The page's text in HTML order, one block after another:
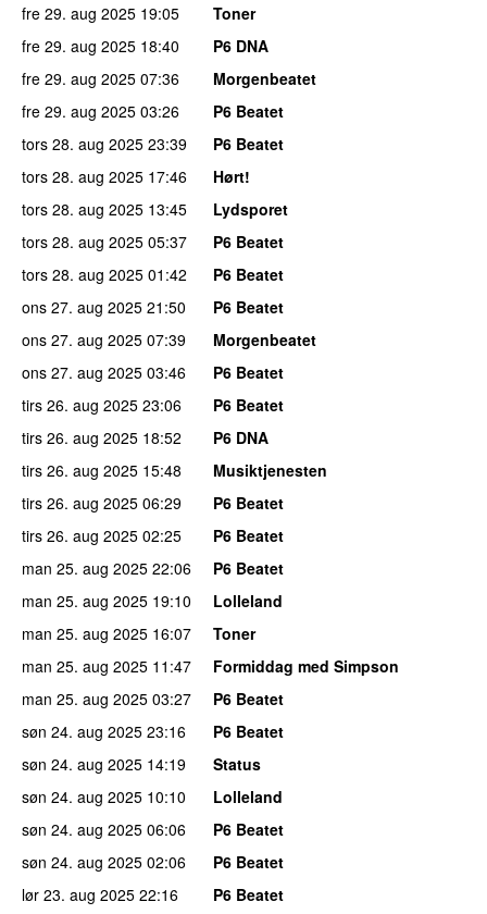
fre 29. aug 2025 19:05
Toner
fre 29. aug 2025 18:40
P6 DNA
fre 29. aug 2025 07:36
Morgenbeatet
fre 29. aug 2025 03:26
P6 Beatet
tors 28. aug 2025 23:39
P6 Beatet
tors 28. aug 2025 17:46
Hørt!
tors 28. aug 2025 13:45
Lydsporet
tors 28. aug 2025 05:37
P6 Beatet
tors 28. aug 2025 01:42
P6 Beatet
ons 27. aug 2025 21:50
P6 Beatet
ons 27. aug 2025 07:39
Morgenbeatet
ons 27. aug 2025 03:46
P6 Beatet
tirs 26. aug 2025 23:06
P6 Beatet
tirs 26. aug 2025 18:52
P6 DNA
tirs 26. aug 2025 15:48
Musiktjenesten
tirs 26. aug 2025 06:29
P6 Beatet
tirs 26. aug 2025 02:25
P6 Beatet
man 25. aug 2025 22:06
P6 Beatet
man 25. aug 2025 19:10
Lolleland
man 25. aug 2025 16:07
Toner
man 25. aug 2025 11:47
Formiddag med Simpson
man 25. aug 2025 03:27
P6 Beatet
søn 24. aug 2025 23:16
P6 Beatet
søn 24. aug 2025 14:19
Status
søn 24. aug 2025 10:10
Lolleland
søn 24. aug 2025 06:06
P6 Beatet
søn 24. aug 2025 02:06
P6 Beatet
lør 23. aug 2025 22:16
P6 Beatet